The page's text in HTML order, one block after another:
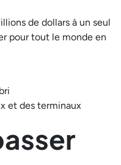
de dollars à un seul
pour tout le monde en
et des terminaux